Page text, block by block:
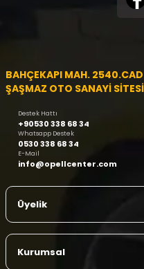
BAHÇEKAPI MAH.
ŞAŞMAZ OTO SANAYİ SİTESİ
Destek Hattı
+90530 338 68 34
Whatsapp Destek
0530 338 68 34
E-Mail
info@opellcenter.com
Üyelik
Kurumsal